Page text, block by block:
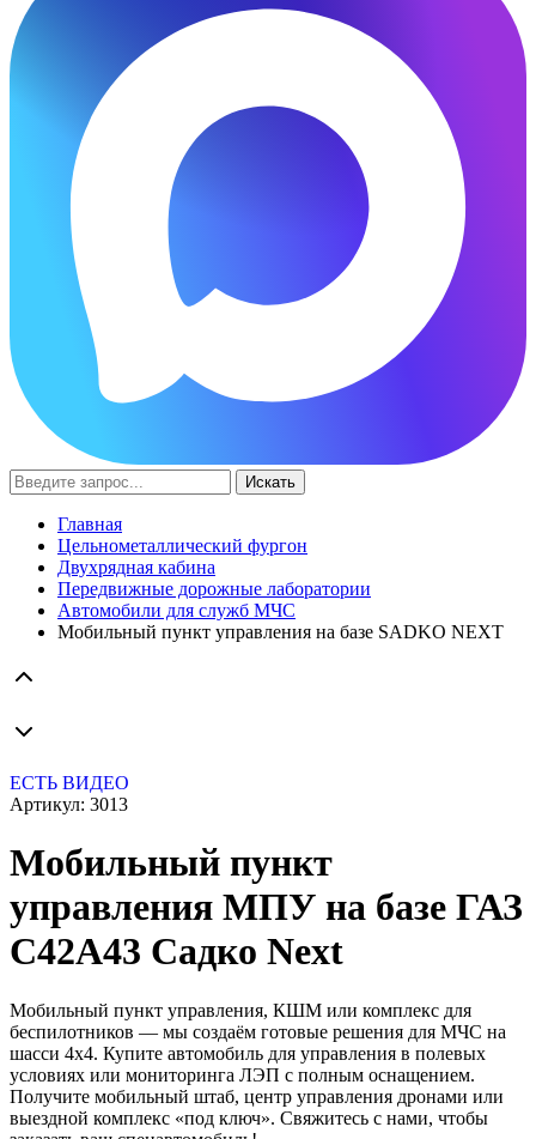
Искать
Главная
Цельнометаллический фургон
Двухрядная кабина
Передвижные дорожные лаборатории
Автомобили для служб МЧС
Мобильный пункт управления на базе SADKO NEXT
ЕСТЬ ВИДЕО
Артикул: 3013
Мобильный пункт
управления МПУ на базе ГАЗ
С42А43 Садко Next
Мобильный пункт управления, КШМ или комплекс для
беспилотников — мы создаём готовые решения для МЧС на
шасси 4x4. Купите автомобиль для управления в полевых
условиях или мониторинга ЛЭП с полным оснащением.
Получите мобильный штаб, центр управления дронами или
выездной комплекс «под ключ». Свяжитесь с нами, чтобы